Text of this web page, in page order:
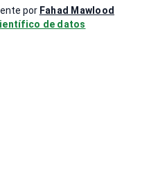
por Fahad Mawlood
de datos